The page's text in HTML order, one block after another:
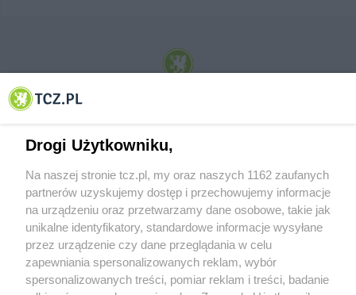
© 2001-2026 Tczew - TCZ.PL Sp. z o.o. Internetowy Serwis Informacyjny Miasta
O FIRMIE POLITYKA PRYWATNOŚCI HOSTING
Drogi Użytkowniku,
Na naszej stronie tcz.pl, my oraz naszych 1162 zaufanych
partnerów uzyskujemy dostęp i przechowujemy informacje
na urządzeniu oraz przetwarzamy dane osobowe, takie jak
unikalne identyfikatory, standardowe informacje wysyłane
przez urządzenie czy dane przeglądania w celu
zapewniania spersonalizowanych reklam, wybór
spersonalizowanych treści, pomiar reklam i treści, badanie